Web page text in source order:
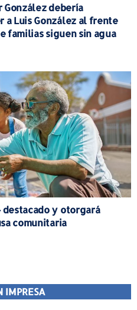
debería
a Luis González al frente
familias siguen sin agua
destacado y otorgará
comunitaria
IMPRESA